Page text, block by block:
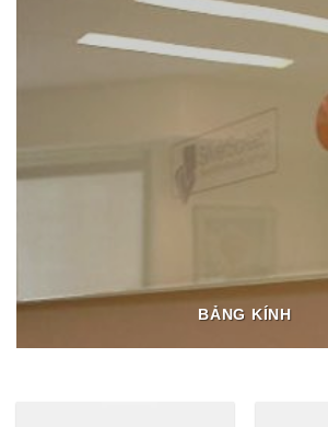
BẢNG KÍNH